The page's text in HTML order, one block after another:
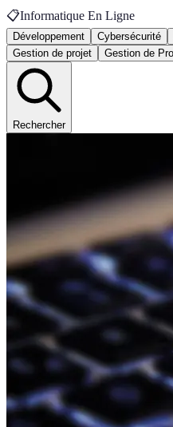
📋Informatique En Ligne
Développement Cybersécurité
Gestion de projet
Gestion de
Rechercher